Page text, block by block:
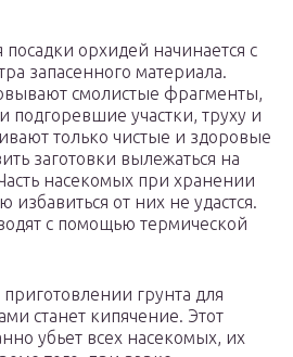
орхидей начинается с
запасенного материала.
смолистые фрагменты,
подгоревшие участки, труху и
только чистые и здоровые
заготовки вылежаться на
насекомых при хранении
избавиться от них не удастся.
с помощью термической
грунта для
станет кипячение. Этот
убьет всех насекомых, их